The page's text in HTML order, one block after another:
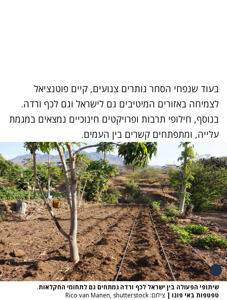
בעוד שנפחי הסחר נותרים צנועים, קיים פוטנציאל
לצמיחה באזורים המיטיבים גם לישראל וגם לכף ורדה.
בנוסף, חילופי תרבות ופרויקטים חינוכיים נמצאים במגמת
עלייה, ומתפתחים קשרים בין העמים.
שיתופי הפעולה בין ישראל לכף ורדה נמתחים גם לתחומי החקלאות.
טפטפות באי פוגו | צילום: Rico van Manen, shutterstock